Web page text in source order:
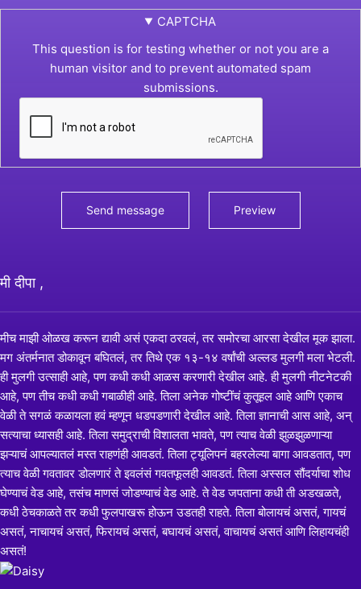
CAPTCHA
This question is for testing whether or not you are a
human visitor and to prevent automated spam
submissions.
मी दीपा ,
मीच माझी ओळख करून द्यावी असं एकदा ठरवलं, तर समोरचा आरसा देखील मूक झाला.
मग अंतर्मनात डोकावून बघितलं, तर तिथे एक १३-१४ वर्षांची अल्लड मुलगी मला भेटली.
ही मुलगी उत्साही आहे, पण कधी कधी आळस करणारी देखील आहे. ही मुलगी नीटनेटकी
आहे, पण तीच कधी कधी गबाळीही आहे. तिला अनेक गोष्टींचं कुतूहल आहे आणि एकाच
वेळी ते सगळं कळायला हवं म्हणून धडपडणारी देखील आहे. तिला ज्ञानाची आस आहे, अन्
सत्याचा ध्यासही आहे. तिला समुद्राची विशालता भावते, पण त्याच वेळी झुळझुळणाऱ्या
झऱ्याचं आपल्यातलं मस्त राहणंही आवडतं. तिला ट्यूलिपनं बहरलेल्या बागा आवडतात, पण
त्याच वेळी गवतावर डोलणारं ते इवलंसं गवतफूलही आवडतं. तिला अस्सल सौंदर्याचा शोध
घेण्याचं वेड आहे, तसंच माणसं जोडण्याचं वेड आहे. ते वेड जपताना कधी ती अडखळते,
कधी ठेचकाळते तर कधी फुलपाखरू होऊन उडतही राहते. तिला बोलायचं असतं, गायचं
असतं, नाचायचं असतं, फिरायचं असतं, बघायचं असतं, वाचायचं असतं आणि लिहायचंही
असतं!